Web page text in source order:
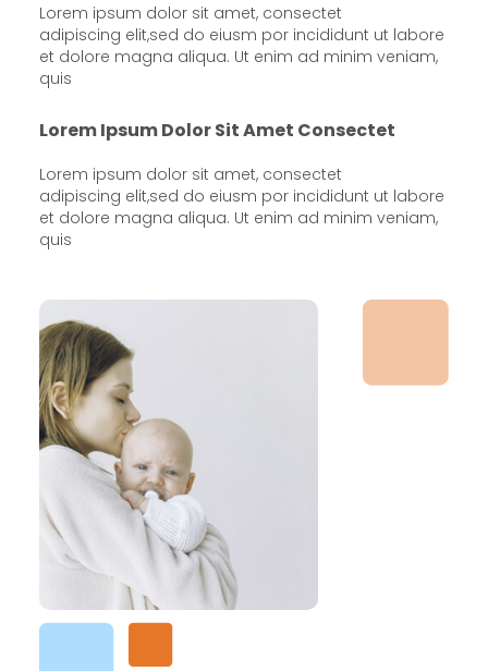
Lorem ipsum dolor sit amet, consectet
adipiscing elit,sed do eiusm por incididunt ut labore
et dolore magna aliqua. Ut enim ad minim veniam,
quis
Lorem Ipsum Dolor Sit Amet Consectet
Lorem ipsum dolor sit amet, consectet
adipiscing elit,sed do eiusm por incididunt ut labore
et dolore magna aliqua. Ut enim ad minim veniam,
quis